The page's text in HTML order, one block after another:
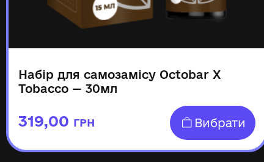
Набір для самозамісу Octobar X
Tobacco — 30мл
319,00 ГРН Вибрати